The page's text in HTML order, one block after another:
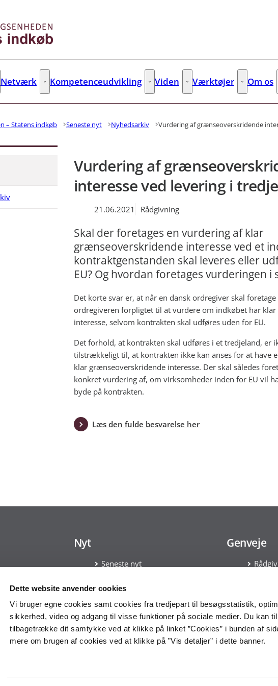
Dette website anvender cookies
Vi bruger egne cookies samt cookies fra tredjepart til besøgsstatistik,
sikkerhed, video og adgang til visse funktioner på sociale medier. Du kan
tilbagetrække dit samtykke ved at klikke på linket ”Cookies” i bunden af
mere om brugen af cookies ved at klikke på ”Vis detaljer” i dette banner.
- Flere links
Netværk Netværk - Flere links
Kompetenceudvikling Kompetenceudvikling - Flere links
Viden Viden - Flere links
Værktøjer Værktøjer -
Om os
– Statens indkøb Seneste nyt Nyhedsarkiv Vurdering af grænseoverskridende
Vurdering af
interesse ved levering i
21.06.2021 Rådgivning
Skal der foretages en vurdering af klar
grænseoverskridende interesse ved et
kontraktgenstanden skal leveres eller
EU? Og hvordan foretages vurderingen
Det korte svar er, at når en dansk ordregiver skal
ordregiveren forpligtet til at vurdere om indkøbet har
interesse, selvom kontrakten skal udføres uden for EU.
Det forhold, at kontrakten skal udføres i et tredjeland, er
tilstrækkeligt til, at kontrakten ikke kan anses for at have
klar grænseoverskridende interesse. Der skal således
konkret vurdering af, om virksomheder inden for EU vil
byde på kontrakten.
Læs den fulde besvarelse her
Nyt
Seneste nyt
Genveje